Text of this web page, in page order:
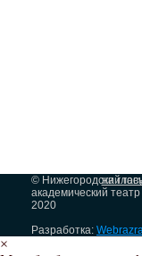
на
© Нижегородский
академический
2020
Разработка:
×